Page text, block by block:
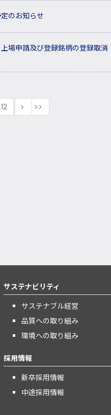
のお知らせ
場申請及び登録銘柄の登録取消
12 次
サステナビリティ
サステナブル経営
品質への取り組み
環境への取り組み
採用情報
新卒採用情報
中途採用情報